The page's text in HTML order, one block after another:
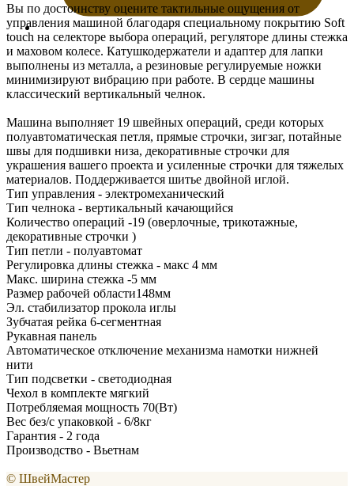
Вы по достоинству оцените тактильные ощущения от
управления машиной благодаря специальному покрытию Soft
touch на селекторе выбора операций, регуляторе длины стежка
и маховом колесе. Катушкодержатели и адаптер для лапки
выполнены из металла, а резиновые регулируемые ножки
минимизируют вибрацию при работе. В сердце машины
классический вертикальный челнок.
Машина выполняет 19 швейных операций, среди которых
полуавтоматическая петля, прямые строчки, зигзаг, потайные
швы для подшивки низа, декоративные строчки для
украшения вашего проекта и усиленные строчки для тяжелых
материалов. Поддерживается шитье двойной иглой.
Тип управления - электромеханический
Тип челнока - вертикальный качающийся
Количество операций -19 (оверлочные, трикотажные,
декоративные строчки )
Тип петли - полуавтомат
Регулировка длины стежка - макс 4 мм
Макс. ширина стежка -5 мм
Размер рабочей области148мм
Эл. стабилизатор прокола иглы
Зубчатая рейка 6-сегментная
Рукавная панель
Автоматическое отключение механизма намотки нижней
нити
Тип подсветки - светодиодная
Чехол в комплекте мягкий
Потребляемая мощность 70(Вт)
Вес без/с упаковкой - 6/8кг
Гарантия - 2 года
Производство - Вьетнам
© ШвейМастер